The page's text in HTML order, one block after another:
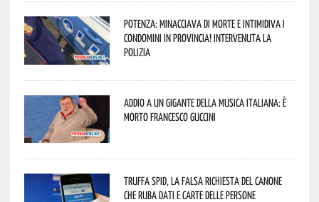
Potenza: minacciava di morte e intimidiva i
condomini in provincia! Intervenuta la
Polizia
Addio a un gigante della musica italiana: è
morto Francesco Guccini
Truffa Spid, la falsa richiesta del canone
che ruba dati e carte delle persone